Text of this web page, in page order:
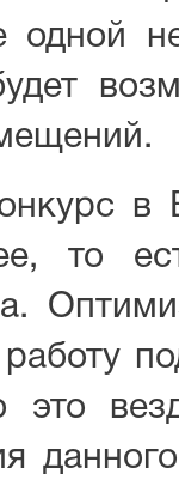
одной
в
то
это